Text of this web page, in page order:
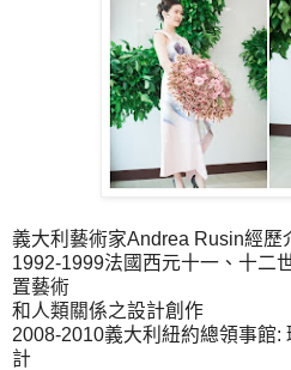
義大利藝術家Andrea Rusin經歷
1992-1999法國西元十一、十二
置藝術
和人類關係之設計創作
2008-2010義大利紐約總領事館:
計